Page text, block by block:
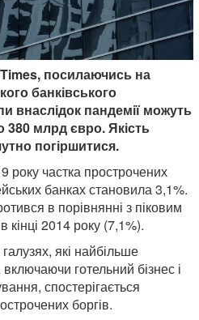
посилаючись на
банківського
внаслідок пандемії можуть
380 млрд євро. Якість
погіршитися.
року частка прострочених
банках становила 3,1%.
в порівнянні з піковим
2014 року (7,1%).
які найбільше
готельний бізнес і
спостерігається
боргів.